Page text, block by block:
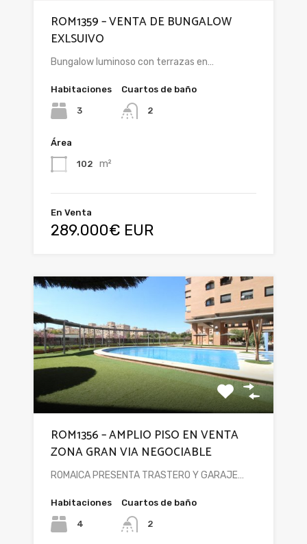
ROM1359 – VENTA DE BUNGALOW
EXLSUIVO
Bungalow luminoso con terrazas en…
Habitaciones
3
Cuartos de baño
2
Área
102 m²
En Venta
289.000€ EUR
ROM1356 – AMPLIO PISO EN VENTA
ZONA GRAN VIA NEGOCIABLE
ROMAICA PRESENTA TRASTERO Y GARAJE…
Habitaciones
4
Cuartos de baño
2